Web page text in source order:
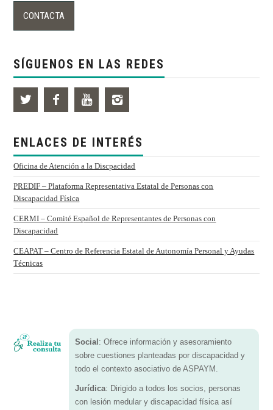
SÍGUENOS EN LAS REDES
ENLACES DE INTERÉS
Oficina de Atención a la Discpacidad
PREDIF – Plataforma Representativa Estatal de Personas con
Discapacidad Física
CERMI – Comité Español de Representantes de Personas con
Discapacidad
CEAPAT – Centro de Referencia Estatal de Autonomía Personal y Ayudas
Técnicas
Social : Ofrece información y asesoramiento
sobre cuestiones planteadas por discapacidad y
todo el contexto asociativo de ASPAYM.
Jurídica: Dirigido a todos los socios, personas
con lesión medular y discapacidad física así